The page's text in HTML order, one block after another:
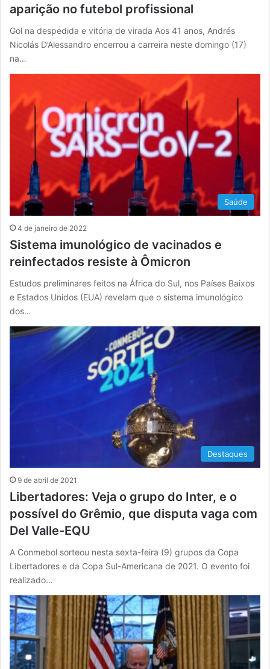
aparição no futebol profissional
Gol na despedida e vitória de virada Aos 41 anos, Andrés
Nicolás D’Alessandro encerrou a carreira neste domingo (17)
na…
Saúde
4 de janeiro de 2022
Sistema imunológico de vacinados e
reinfectados resiste à Ômicron
Estudos preliminares feitos na África do Sul, nos Países Baixos
e Estados Unidos (EUA) revelam que o sistema imunológico
dos…
Destaques
9 de abril de 2021
Libertadores: Veja o grupo do Inter, e o
possível do Grêmio, que disputa vaga com
Del Valle-EQU
A Conmebol sorteou nesta sexta-feira (9) grupos da Copa
Libertadores e da Copa Sul-Americana de 2021. O evento foi
realizado…